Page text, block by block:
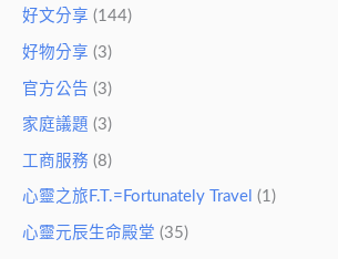
好文分享 (144)
好物分享 (3)
官方公告 (3)
家庭議題 (3)
工商服務 (8)
心靈之旅F.T.=Fortunately Travel (1)
心靈元辰生命殿堂 (35)